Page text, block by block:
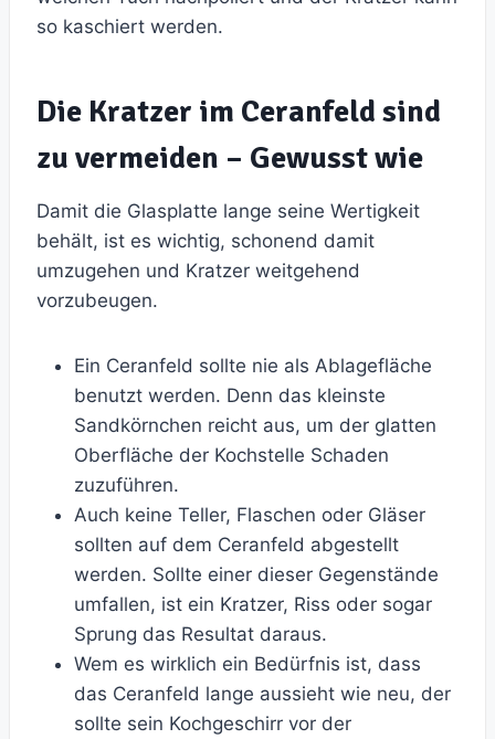
so kaschiert werden.
Die Kratzer im Ceranfeld sind
zu vermeiden – Gewusst wie
Damit die Glasplatte lange seine Wertigkeit
behält, ist es wichtig, schonend damit
umzugehen und Kratzer weitgehend
vorzubeugen.
Ein Ceranfeld sollte nie als Ablagefläche
benutzt werden. Denn das kleinste
Sandkörnchen reicht aus, um der glatten
Oberfläche der Kochstelle Schaden
zuzuführen.
Auch keine Teller, Flaschen oder Gläser
sollten auf dem Ceranfeld abgestellt
werden. Sollte einer dieser Gegenstände
umfallen, ist ein Kratzer, Riss oder sogar
Sprung das Resultat daraus.
Wem es wirklich ein Bedürfnis ist, dass
das Ceranfeld lange aussieht wie neu, der
sollte sein Kochgeschirr vor der